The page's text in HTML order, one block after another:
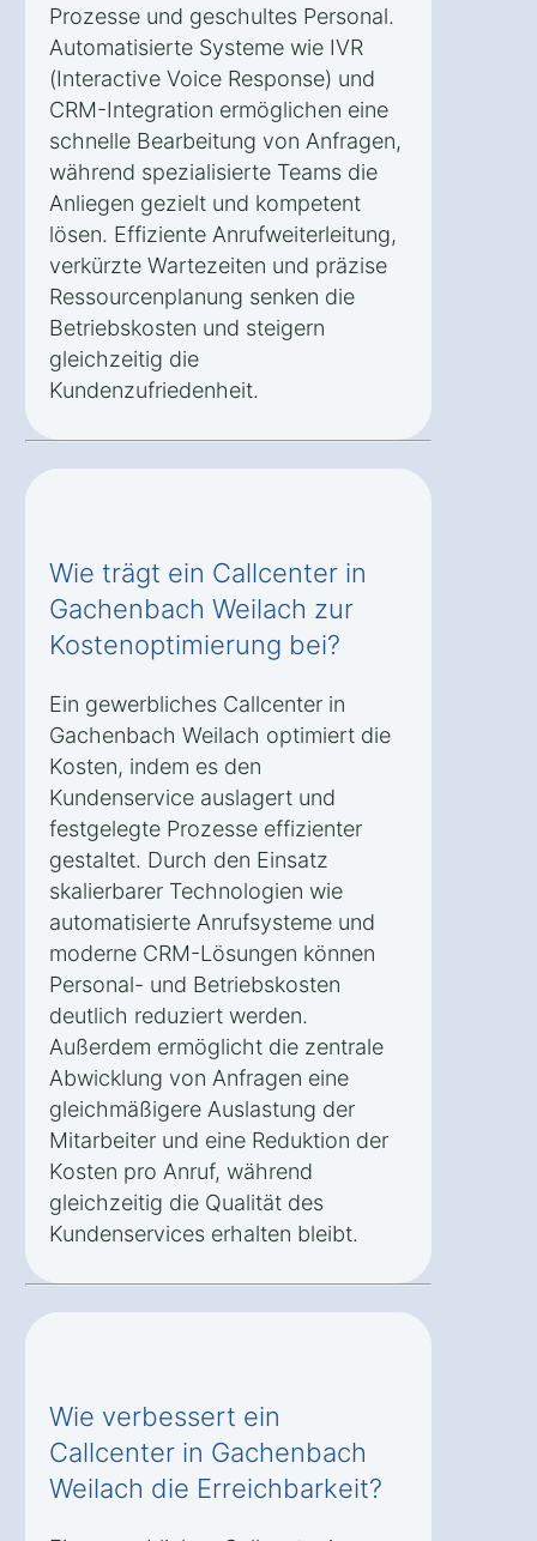
Prozesse und geschultes Personal.
Automatisierte Systeme wie IVR
(Interactive Voice Response) und
CRM-Integration ermöglichen eine
schnelle Bearbeitung von Anfragen,
während spezialisierte Teams die
Anliegen gezielt und kompetent
lösen. Effiziente Anrufweiterleitung,
verkürzte Wartezeiten und präzise
Ressourcenplanung senken die
Betriebskosten und steigern
gleichzeitig die
Kundenzufriedenheit.
Wie trägt ein Callcenter in
Gachenbach Weilach zur
Kostenoptimierung bei?
Ein gewerbliches Callcenter in
Gachenbach Weilach optimiert die
Kosten, indem es den
Kundenservice auslagert und
festgelegte Prozesse effizienter
gestaltet. Durch den Einsatz
skalierbarer Technologien wie
automatisierte Anrufsysteme und
moderne CRM-Lösungen können
Personal- und Betriebskosten
deutlich reduziert werden.
Außerdem ermöglicht die zentrale
Abwicklung von Anfragen eine
gleichmäßigere Auslastung der
Mitarbeiter und eine Reduktion der
Kosten pro Anruf, während
gleichzeitig die Qualität des
Kundenservices erhalten bleibt.
Wie verbessert ein
Callcenter in Gachenbach
Weilach die Erreichbarkeit?